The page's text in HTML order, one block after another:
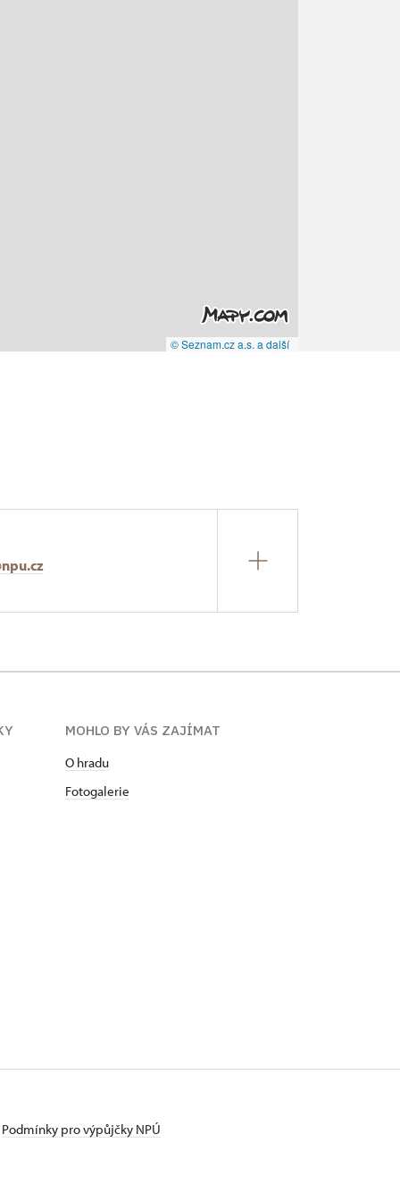
© Seznam.cz a.s. a další
MOHLO BY VÁS ZAJÍMAT
O hradu
Fotogalerie
Podmínky pro výpůjčky NPÚ